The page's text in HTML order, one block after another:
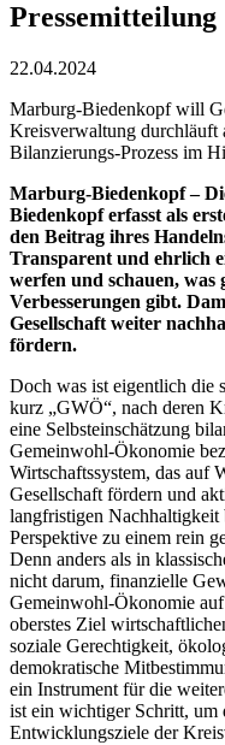
Pressemitteilung
22.04.2024
Marburg-Biedenkopf will
Kreisverwaltung durchläuft
Bilanzierungs-Prozess im
Marburg-Biedenkopf –
Biedenkopf erfasst als
den Beitrag ihres
Transparent und ehrlich
werfen und schauen,
Verbesserungen gibt.
Gesellschaft weiter
fördern.
Doch was ist eigentlich die
kurz „GWÖ“, nach deren
eine Selbsteinschätzung
Gemeinwohl-Ökonomie
Wirtschaftssystem, das auf
Gesellschaft fördern und
langfristigen Nachhaltigkeit
Perspektive zu einem rein
Denn anders als in
nicht darum, finanzielle
Gemeinwohl-Ökonomie
oberstes Ziel
soziale Gerechtigkeit,
demokratische
ein Instrument für die
ist ein wichtiger Schritt, um
Entwicklungsziele der